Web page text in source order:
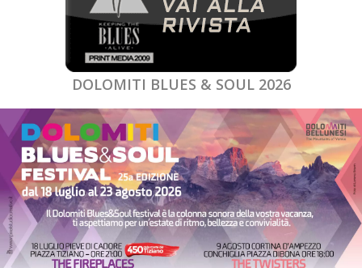
DOLOMITI BLUES & SOUL 2026